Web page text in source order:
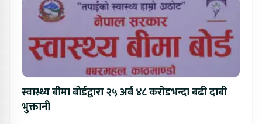
स्वास्थ्य बीमा बोर्डद्वारा २५ अर्ब ४८ करोडभन्दा बढी दाबी
भुक्तानी